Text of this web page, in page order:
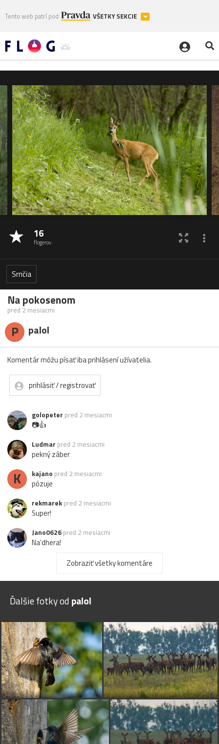
Tento web patrí pod VŠETKY SEKCIE
16
flogerov
Srnčia
Na pokosenom
pred 2 mesiacmi
P palol
Komentár môžu písať iba prihlásení užívatelia.
prihlásiť / registrovať
golopeter pred 2 mesiacmi
📷👍
Ludmar pred 2 mesiacmi
pekný záber
K kajano pred 2 mesiacmi
pózuje
rekmarek pred 2 mesiacmi
Super!
Jano0626 pred 2 mesiacmi
Na'dhera!
Zobraziť všetky komentáre
Ďalšie fotky od palol